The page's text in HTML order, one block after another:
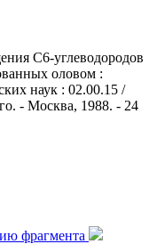
С6-углеводородов
оловом :
наук : 02.00.15 /
- Москва, 1988. - 24
фрагмента